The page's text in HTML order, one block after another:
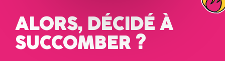
ALORS, DÉCIDÉ À
SUCCOMBER ?